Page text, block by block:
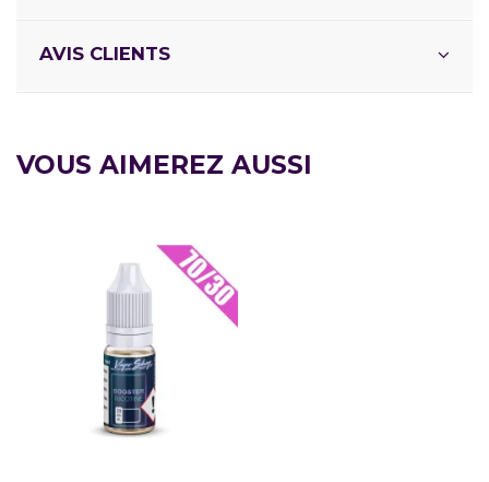
AVIS CLIENTS
VOUS AIMEREZ AUSSI